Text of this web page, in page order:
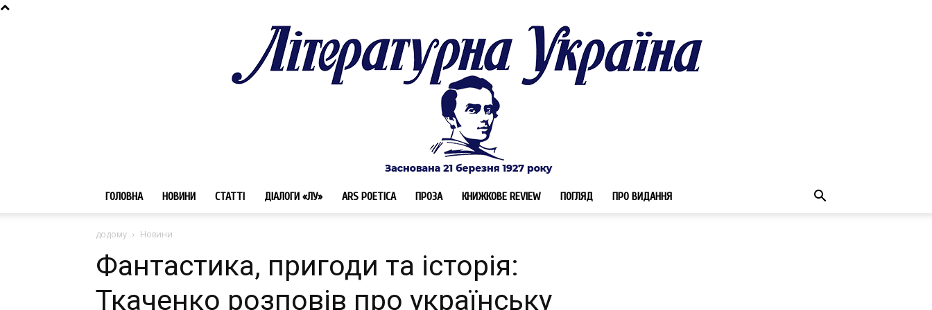
ГОЛОВНА НОВИНИ СТАТТІ ДІАЛОГИ «ЛУ» ARS POETICA ПРОЗА КНИЖКОВЕ REVIEW ПОГЛЯД ПРО ВИДАННЯ
додому Новини
Фантастика, пригоди та історія:
Ткаченко розповів про українську